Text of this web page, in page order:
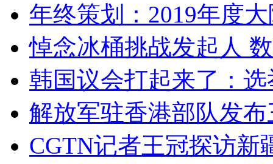
年终策划：2019年度
悼念冰桶挑战发起人
韩国议会打起来了：
解放军驻香港部队发
CGTN记者王冠探访新